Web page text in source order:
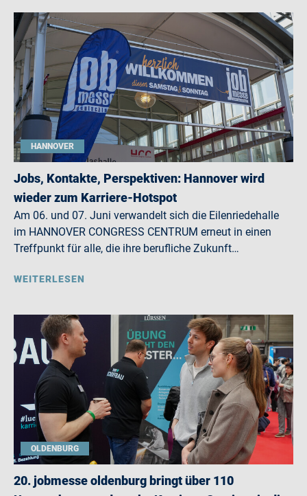
HANNOVER
Jobs, Kontakte, Perspektiven: Hannover wird
wieder zum Karriere-Hotspot
Am 06. und 07. Juni verwandelt sich die Eilenriedehalle
im HANNOVER CONGRESS CENTRUM erneut in einen
Treffpunkt für alle, die ihre berufliche Zukunft…
WEITERLESEN
OLDENBURG
20. jobmesse oldenburg bringt über 110